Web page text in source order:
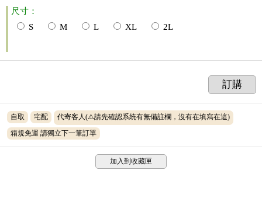
尺寸：
S
M L XL 2L
訂購
自取 宅配
代寄客人(⚠️請先確認系統有無備註欄，沒有在填寫在這)
箱規免運 請獨立下一筆訂單
加入到收藏匣